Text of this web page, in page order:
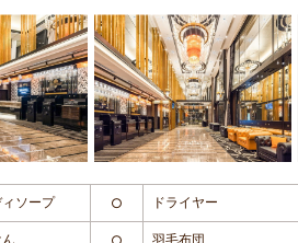
ソープ ○ ドライヤー
羽毛布団